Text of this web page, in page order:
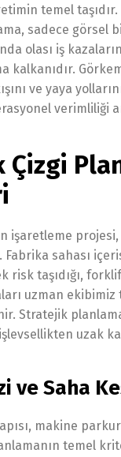
temel
sadece görsel
olası iş
kalkanıdır.
ve yaya
verimliliği
işaretleme
sahası
risk taşıdığı,
uzman ekibimiz
Stratejik
uzak
ve Saha
makine
temel